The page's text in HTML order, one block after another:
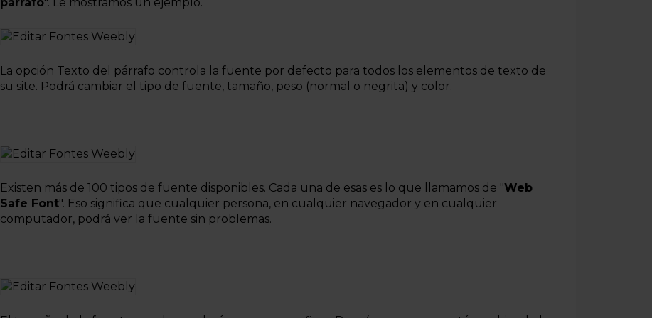
La opción Texto del párrafo controla la fuente por defecto para todos los elementos de texto de
su site. Podrá cambiar el tipo de fuente, tamaño, peso (normal o negrita) y color.
Existen más de 100 tipos de fuente disponibles. Cada una de esas es lo que llamamos de "Web
Safe Font". Eso significa que cualquier persona, en cualquier navegador y en cualquier
computador, podrá ver la fuente sin problemas.